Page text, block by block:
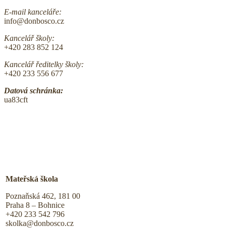
E-mail kanceláře:
info@donbosco.cz
Kancelář školy:
+420 283 852 124
Kancelář ředitelky školy:
+420 233 556 677
Datová schránka:
ua83cft
Mateřská škola
Poznaňská 462, 181 00
Praha 8 – Bohnice
+420 233 542 796
skolka@donbosco.cz